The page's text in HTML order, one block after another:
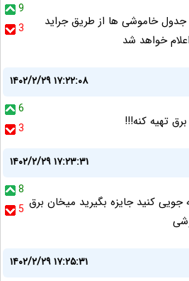
9
3
جدول خاموشی ها از طریق جراید
خواهد شد
۱۴۰۲/۲/۲۹ ۱۷:۲۲:۰۸
6
3
تهیه کنه!!!
۱۴۰۲/۲/۲۹ ۱۷:۲۳:۳۱
8
5 کنید جایزه بگیرید میخان برق
۱۴۰۲/۲/۲۹ ۱۷:۲۵:۳۱